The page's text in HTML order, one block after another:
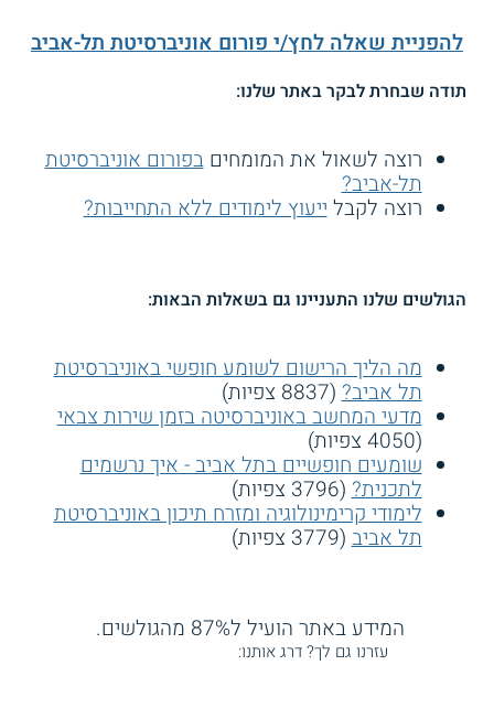
להפניית שאלה לחץ/י פורום אוניברסיטת תל-אביב
תודה שבחרת לבקר באתר שלנו:
רוצה לשאול את המומחיםבפורום אוניברסיטת
תל-אביב?
רוצה לקבלייעוץ לימודים ללא התחייבות?
הגולשים שלנו התעניינו גם בשאלות הבאות:
מה הליך הרישום לשומע חופשי באוניברסיטת
תל אביב?(8837 צפיות)
מדעי המחשב באוניברסיטה בזמן שירות צבאי
(4050 צפיות)
שומעים חופשיים בתל אביב - איך נרשמים
לתכנית?(3796 צפיות)
לימודי קרימינולוגיה ומזרח תיכון באוניברסיטת
תל אביב(3779 צפיות)
המידע באתר הועיל ל87% מהגולשים.
עזרנו גם לך? דרג אותנו: